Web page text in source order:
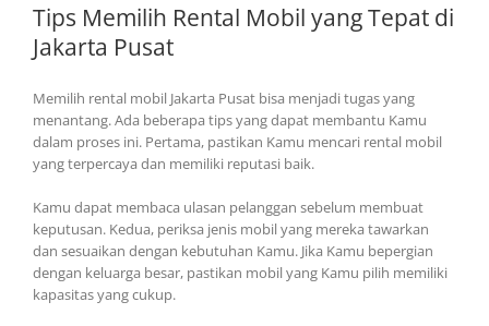
Tips Memilih Rental Mobil yang Tepat di
Jakarta Pusat
Memilih rental mobil Jakarta Pusat bisa menjadi tugas yang
menantang. Ada beberapa tips yang dapat membantu Kamu
dalam proses ini. Pertama, pastikan Kamu mencari rental mobil
yang terpercaya dan memiliki reputasi baik.
Kamu dapat membaca ulasan pelanggan sebelum membuat
keputusan. Kedua, periksa jenis mobil yang mereka tawarkan
dan sesuaikan dengan kebutuhan Kamu. Jika Kamu bepergian
dengan keluarga besar, pastikan mobil yang Kamu pilih memiliki
kapasitas yang cukup.